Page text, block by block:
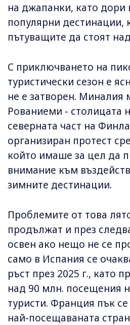
на джапанки, като
популярни дестинации,
пътуващите да стоят
С приключването на
туристически сезон е
не е затворен. Миналия
Рованиеми - столицата
северната част на
организиран протест
който имаше за цел да
внимание към
зимните дестинации.
Проблемите от това
продължат и през
освен ако нещо не се
само в Испания се
ръст през 2025 г., като
над 90 млн. посещения
туристи. Франция пък
най-посещаваната